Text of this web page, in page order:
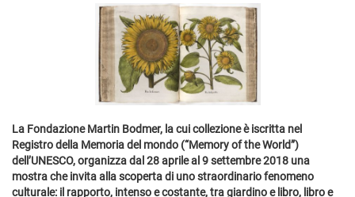
La Fondazione Martin Bodmer, la cui collezione è iscritta nel
Registro della Memoria del mondo (“Memory of the World”)
dell’UNESCO, organizza dal 28 aprile al 9 settembre 2018 una
mostra che invita alla scoperta di uno straordinario fenomeno
culturale: il rapporto, intenso e costante, tra giardino e libro, libro e